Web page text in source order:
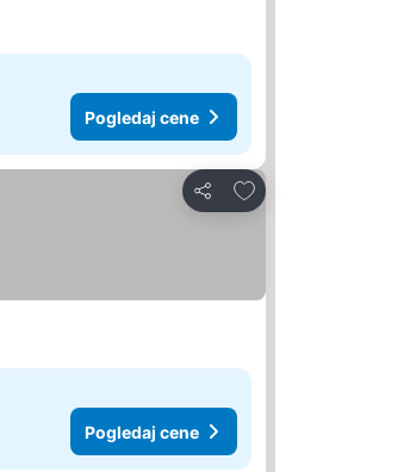
Pogledaj cene
Deli
Dodati u favorite
Pogledaj cene